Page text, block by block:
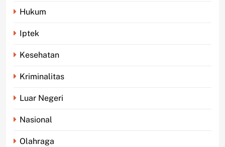
Hukum
Iptek
Kesehatan
Kriminalitas
Luar Negeri
Nasional
Olahraga